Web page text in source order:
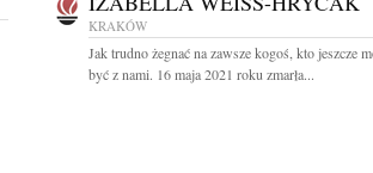
KRAKÓW
Jak trudno żegnać na zawsze kogoś, kto jeszcze
być z nami. 16 maja 2021 roku zmarła...